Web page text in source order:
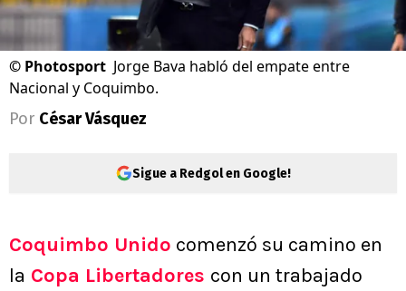
© Photosport Jorge Bava habló del empate entre
Nacional y Coquimbo.
Por César Vásquez
Sigue a Redgol en Google!
Coquimbo Unido comenzó su camino en
la Copa Libertadores con un trabajado